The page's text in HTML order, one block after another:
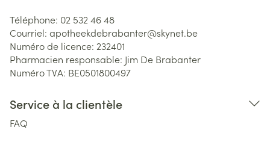
Téléphone: 02 532 46 48
Courriel: apotheekdebrabanter@skynet.be
Numéro de licence: 232401
Pharmacien responsable: Jim De Brabanter
Numéro TVA: BE0501800497
Service à la clientèle
FAQ